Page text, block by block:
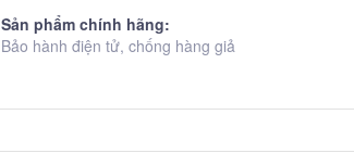
Sản phẩm chính hãng:
Bảo hành điện tử, chống hàng giả